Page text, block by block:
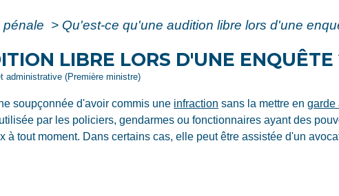
pénale > Qu'est-ce qu'une audition libre lors d'une
LIBRE LORS D'UNE ENQUÊTE
administrative (Première ministre)
soupçonnée d'avoir commis une infraction sans la mettre engarde
par les policiers, gendarmes ou fonctionnaires ayant des
tout moment. Dans certains cas, elle peut être assistée d'un